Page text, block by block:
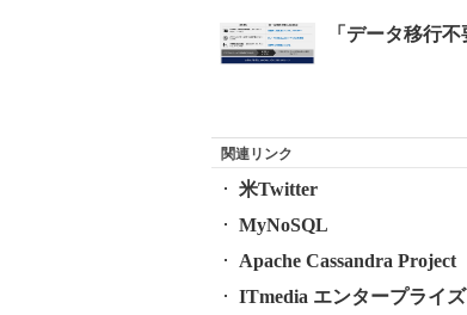
関連リンク
米Twitter
MyNoSQL
Apache Cassandra Project
ITmedia エンタープライズ